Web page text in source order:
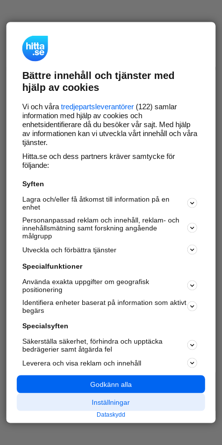
Bättre innehåll och tjänster med
hjälp av cookies
Vi och våra tredjepartsleverantörer(122) samlar
information med hjälp av cookies och
enhetsidentifierare då du besöker vår sajt. Med hjälp
av informationen kan vi utveckla vårt innehåll och våra
tjänster.
Hitta.se och dess partners kräver samtycke för
följande:
Syften
Lagra och/eller få åtkomst till information på en
enhet
Personanpassad reklam och innehåll, reklam- och
innehållsmätning samt forskning angående
målgrupp
Utveckla och förbättra tjänster
Specialfunktioner
Använda exakta uppgifter om geografisk
positionering
Identifiera enheter baserat på information som aktivt
begärs
Specialsyften
Säkerställa säkerhet, förhindra och upptäcka
bedrägerier samt åtgärda fel
Leverera och visa reklam och innehåll
Godkänn alla
Inställningar
Dataskydd